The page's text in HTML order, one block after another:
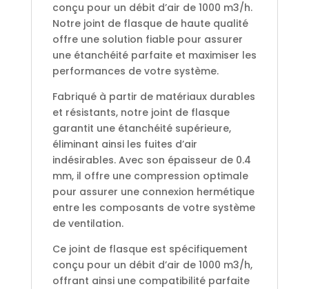
conçu pour un débit d’air de 1000 m3/h.
Notre joint de flasque de haute qualité
offre une solution fiable pour assurer
une étanchéité parfaite et maximiser les
performances de votre système.
Fabriqué à partir de matériaux durables
et résistants, notre joint de flasque
garantit une étanchéité supérieure,
éliminant ainsi les fuites d’air
indésirables. Avec son épaisseur de 0.4
mm, il offre une compression optimale
pour assurer une connexion hermétique
entre les composants de votre système
de ventilation.
Ce joint de flasque est spécifiquement
conçu pour un débit d’air de 1000 m3/h,
offrant ainsi une compatibilité parfaite